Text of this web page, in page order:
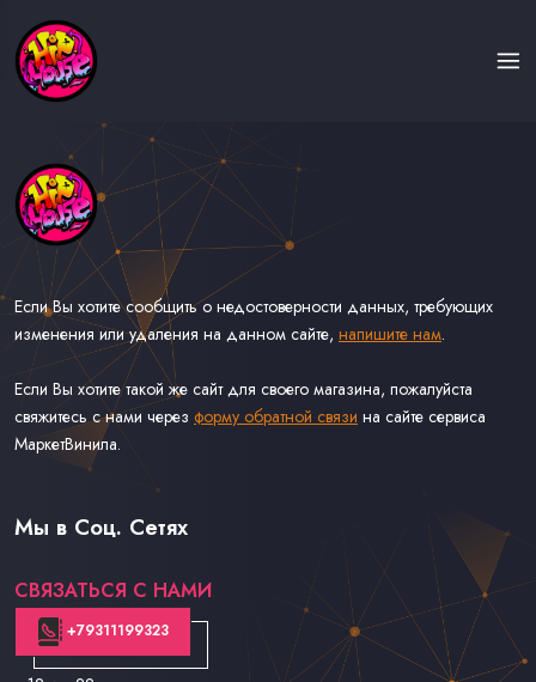
Если Вы хотите сообщить о недостоверности данных, требующих
изменения или удаления на данном сайте, напишите нам.
Если Вы хотите такой же сайт для своего магазина, пожалуйста
свяжитесь с нами через форму обратной связи на сайте сервиса
МаркетВинила.
Каталог Музыки на Виниле В Наличии
Доставка и Оплата
Мы в Соц. Сетях
СВЯЗАТЬСЯ С НАМИ
+79311199323